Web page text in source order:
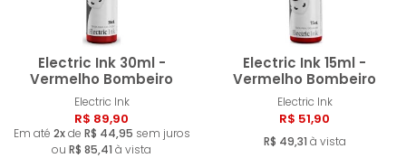
Electric Ink 30ml -
Vermelho Bombeiro
Electric Ink
R$ 89,90
Em até 2xde R$ 44,95 sem juros
ou R$ 85,41 à vista
Comprar
Electric Ink 15ml -
Vermelho Bombeiro
Electric Ink
R$ 51,90
R$ 49,31 à vista